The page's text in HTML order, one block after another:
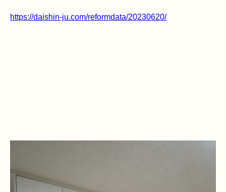
https://daishin-ju.com/reformdata/20230620/